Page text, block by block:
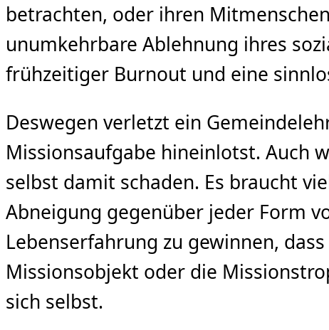
betrachten, oder ihren
unumkehrbare Ablehnung ihres
frühzeitiger Burnout und eine
Deswegen verletzt ein
Missionsaufgabe hineinlotst. Auch
selbst damit schaden. Es braucht
Abneigung gegenüber jeder Form
Lebenserfahrung zu gewinnen,
Missionsobjekt oder die
sich selbst.